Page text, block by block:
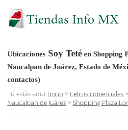
Ubicaciones Soy Teté en Shopping
Naucalpan de Juárez, Estado de
contactos)
Tú estás aquí: Inicio >Cetros comerciales>
Naucalpan de Juárez>Shopping Plaza